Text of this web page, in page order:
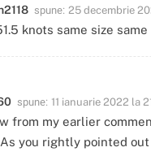
spune: 25 decembrie
knots same size same
spune: 11 ianuarie 2022 la
from my earlier
you rightly pointed